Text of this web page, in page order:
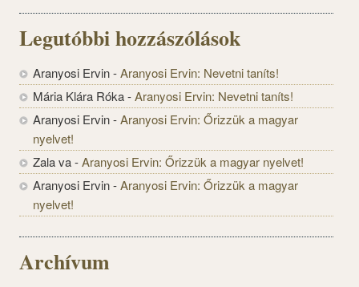
Legutóbbi hozzászólások
Aranyosi Ervin-Aranyosi Ervin: Nevetni taníts!
Mária Klára Róka-Aranyosi Ervin: Nevetni taníts!
Aranyosi Ervin-Aranyosi Ervin: Őrizzük a magyar
nyelvet!
Zala va-Aranyosi Ervin: Őrizzük a magyar nyelvet!
Aranyosi Ervin-Aranyosi Ervin: Őrizzük a magyar
nyelvet!
Archívum